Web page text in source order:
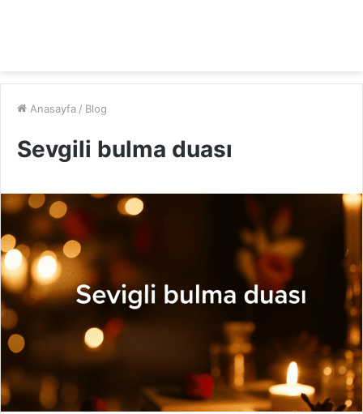
Anasayfa / Blog
Sevgili bulma duası